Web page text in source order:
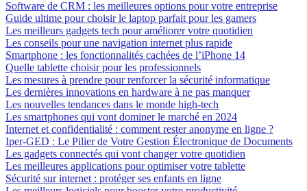
Software de CRM : les meilleures options pour votre entreprise
Guide ultime pour choisir le laptop parfait pour les gamers
Les meilleurs gadgets tech pour améliorer votre quotidien
Les conseils pour une navigation internet plus rapide
Smartphone : les fonctionnalités cachées de l’iPhone 14
Quelle tablette choisir pour les professionnels
Les mesures à prendre pour renforcer la sécurité informatique
Les dernières innovations en hardware à ne pas manquer
Les nouvelles tendances dans le monde high-tech
Les smartphones qui vont dominer le marché en 2024
Internet et confidentialité : comment rester anonyme en ligne ?
Iper-GED : Le Pilier de Votre Gestion Électronique de Documents
Les gadgets connectés qui vont changer votre quotidien
Les meilleures applications pour optimiser votre tablette
Sécurité sur internet : protéger ses enfants en ligne